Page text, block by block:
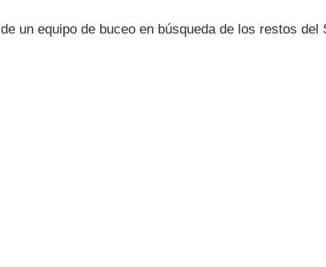
de un equipo de buceo en búsqueda de los restos del